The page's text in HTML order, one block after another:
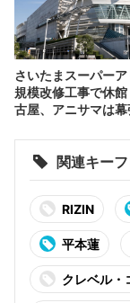
さいたまスーパー
規模改修工事で休
古屋、アニサマは
関連キー
RIZIN
平本蓮
クレベル・